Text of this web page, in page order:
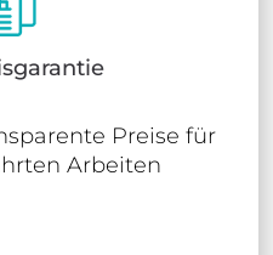
Preise für
Arbeiten